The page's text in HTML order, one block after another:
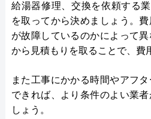
給湯器修理、交換を依頼する
を取ってから決めましょう。
が故障しているのかによって
から見積もりを取ることで、費
また工事にかかる時間やアフ
できれば、より条件のよい業
しょう。